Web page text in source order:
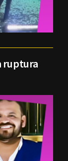
ruptura